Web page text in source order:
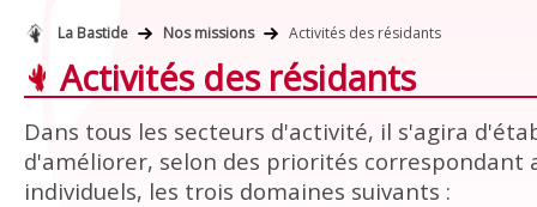
La Bastide Nos missions Activités des résidants
Activités des résidants
Dans tous les secteurs d'activité, il s'agira
d'améliorer, selon des priorités correspondant
individuels, les trois domaines suivants :